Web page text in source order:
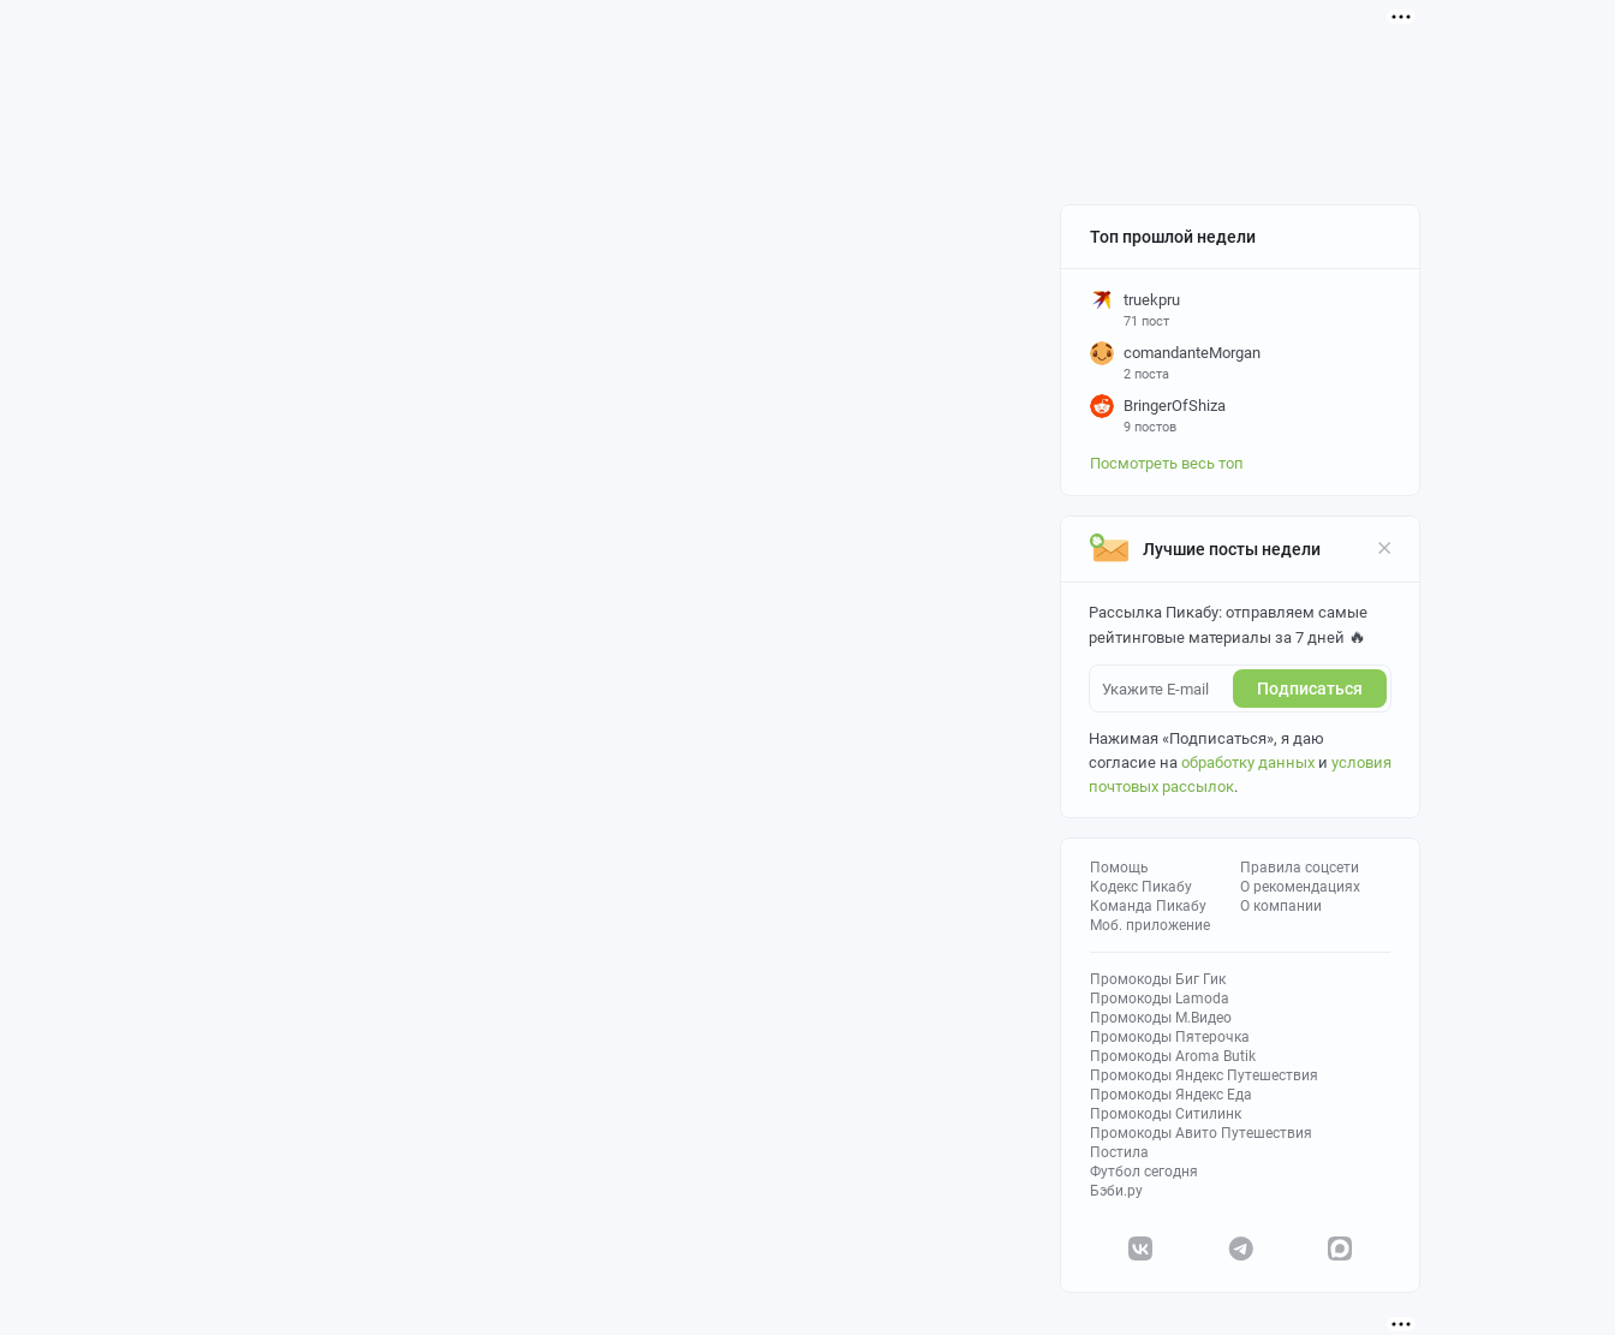
Топ прошлой недели
truekpru
71 пост
comandanteMorgan
2 поста
BringerOfShiza
9 постов
Посмотреть весь топ
Лучшие посты недели
Рассылка Пикабу: отправляем самые
рейтинговые материалы за 7 дней 🔥
Подписаться
Нажимая «Подписаться», я даю
согласие на обработку данных и условия
почтовых рассылок.
Помощь
Кодекс Пикабу
Команда Пикабу
Моб. приложение
Правила соцсети
О рекомендациях
О компании
Промокоды Биг Гик
Промокоды Lamoda
Промокоды М.Видео
Промокоды Пятерочка
Промокоды Aroma Butik
Промокоды Яндекс Путешествия
Промокоды Яндекс Еда
Промокоды Ситилинк
Промокоды Авито Путешествия
Постила
Футбол сегодня
Бэби.ру